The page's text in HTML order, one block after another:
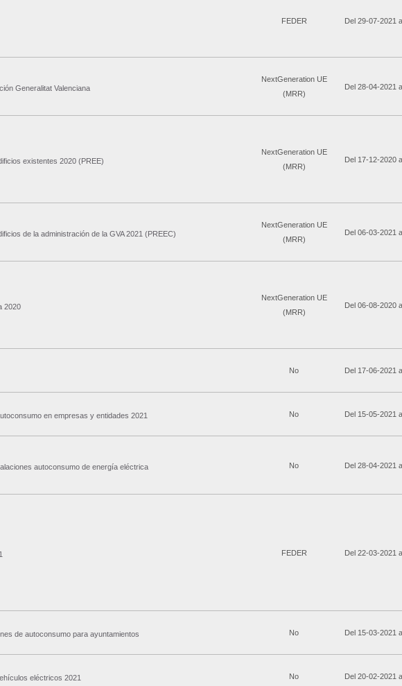
FEDER Del 29-07-2021
Generalitat Valenciana
NextGeneration UE
(MRR)
Del 28-04-2021
existentes 2020 (PREE)
NextGeneration UE
(MRR)
Del 17-12-2020
de la administración de la GVA 2021 (PREEC)
NextGeneration UE
(MRR)
Del 06-03-2021
2020
NextGeneration UE
(MRR)
Del 06-08-2020
No Del 17-06-2021
en empresas y entidades 2021 No Del 15-05-2021
autoconsumo de energía eléctrica No Del 28-04-2021
FEDER Del 22-03-2021
de autoconsumo para ayuntamientos No Del 15-03-2021
eléctricos 2021 No Del 20-02-2021